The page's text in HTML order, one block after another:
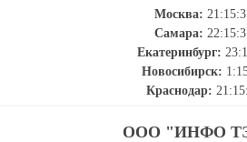
Москва:
Самара:
Екатеринбург:
Новосибирск:
Краснодар:
ООО "ИНФО